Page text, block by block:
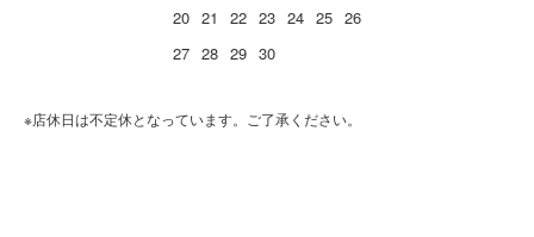
20 21 22 23 24 25 26
27 28 29 30
※店休日は不定休となっています。ご了承ください。